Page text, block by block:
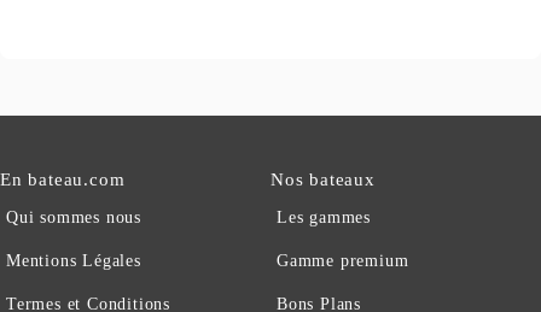
En bateau.com
Qui sommes nous
Mentions Légales
Termes et Conditions
Nos bateaux
Les gammes
Gamme premium
Bons Plans